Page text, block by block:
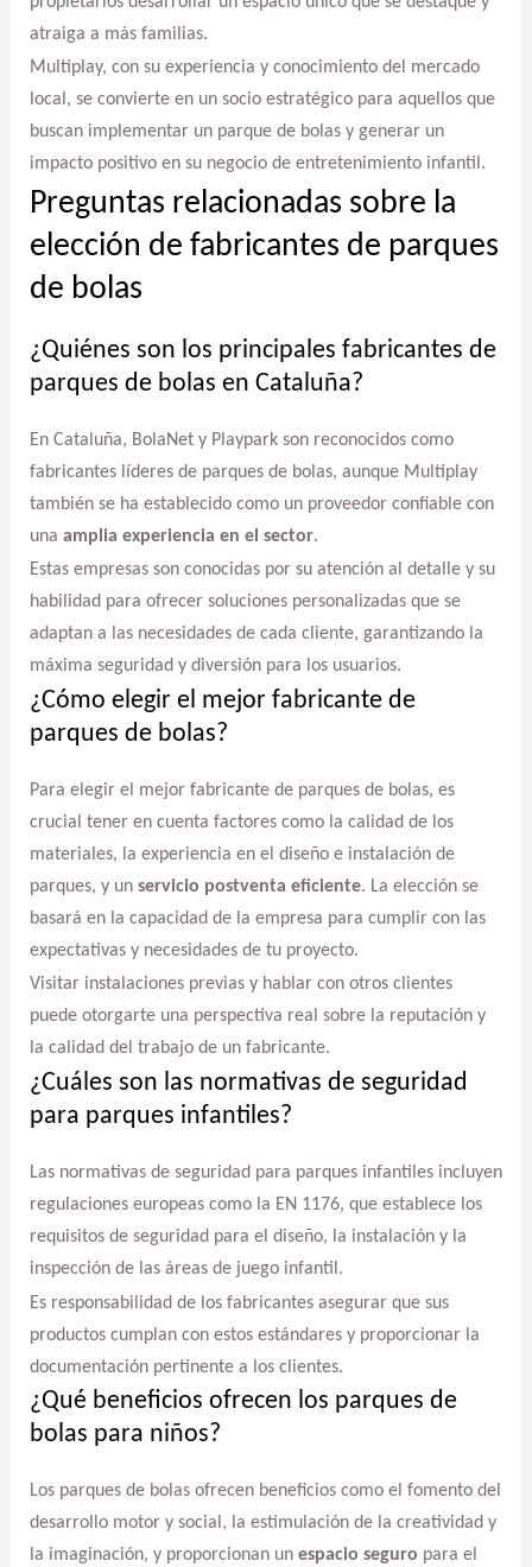
atraiga a más familias.
Multiplay, con su experiencia y conocimiento del mercado
local, se convierte en un socio estratégico para aquellos que
buscan implementar un parque de bolas y generar un
impacto positivo en su negocio de entretenimiento infantil.
Preguntas relacionadas sobre la
elección de fabricantes de parques
de bolas
¿Quiénes son los principales fabricantes de
parques de bolas en Cataluña?
En Cataluña, BolaNet y Playpark son reconocidos como
fabricantes líderes de parques de bolas, aunque Multiplay
también se ha establecido como un proveedor confiable con
una amplia experiencia en el sector.
Estas empresas son conocidas por su atención al detalle y su
habilidad para ofrecer soluciones personalizadas que se
adaptan a las necesidades de cada cliente, garantizando la
máxima seguridad y diversión para los usuarios.
¿Cómo elegir el mejor fabricante de
parques de bolas?
Para elegir el mejor fabricante de parques de bolas, es
crucial tener en cuenta factores como la calidad de los
materiales, la experiencia en el diseño e instalación de
parques, y un servicio postventa eficiente. La elección se
basará en la capacidad de la empresa para cumplir con las
expectativas y necesidades de tu proyecto.
Visitar instalaciones previas y hablar con otros clientes
puede otorgarte una perspectiva real sobre la reputación y
la calidad del trabajo de un fabricante.
¿Cuáles son las normativas de seguridad
para parques infantiles?
Las normativas de seguridad para parques infantiles incluyen
regulaciones europeas como la EN 1176, que establece los
requisitos de seguridad para el diseño, la instalación y la
inspección de las áreas de juego infantil.
Es responsabilidad de los fabricantes asegurar que sus
productos cumplan con estos estándares y proporcionar la
documentación pertinente a los clientes.
¿Qué beneficios ofrecen los parques de
bolas para niños?
Los parques de bolas ofrecen beneficios como el fomento del
desarrollo motor y social, la estimulación de la creatividad y
la imaginación, y proporcionan un espacio seguro para el